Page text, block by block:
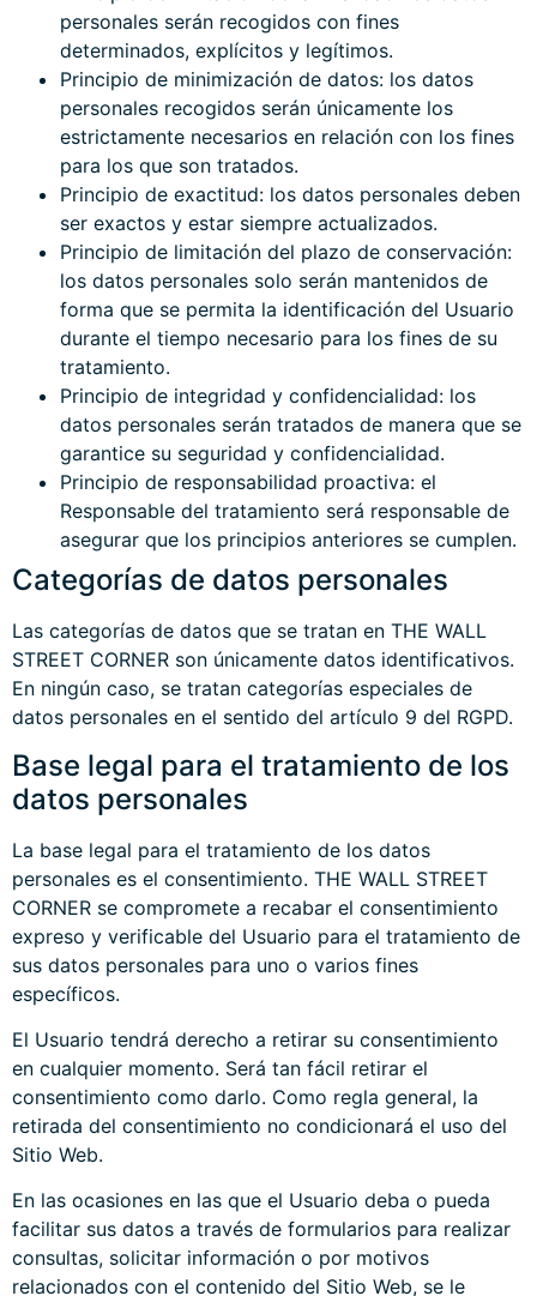
personales serán recogidos con fines
determinados, explícitos y legítimos.
Principio de minimización de datos: los datos
personales recogidos serán únicamente los
estrictamente necesarios en relación con los fines
para los que son tratados.
Principio de exactitud: los datos personales deben
ser exactos y estar siempre actualizados.
Principio de limitación del plazo de conservación:
los datos personales solo serán mantenidos de
forma que se permita la identificación del Usuario
durante el tiempo necesario para los fines de su
tratamiento.
Principio de integridad y confidencialidad: los
datos personales serán tratados de manera que se
garantice su seguridad y confidencialidad.
Principio de responsabilidad proactiva: el
Responsable del tratamiento será responsable de
asegurar que los principios anteriores se cumplen.
Categorías de datos personales
Las categorías de datos que se tratan en THE WALL
STREET CORNER son únicamente datos identificativos.
En ningún caso, se tratan categorías especiales de
datos personales en el sentido del artículo 9 del RGPD.
Base legal para el tratamiento de los
datos personales
La base legal para el tratamiento de los datos
personales es el consentimiento. THE WALL STREET
CORNER se compromete a recabar el consentimiento
expreso y verificable del Usuario para el tratamiento de
sus datos personales para uno o varios fines
específicos.
El Usuario tendrá derecho a retirar su consentimiento
en cualquier momento. Será tan fácil retirar el
consentimiento como darlo. Como regla general, la
retirada del consentimiento no condicionará el uso del
Sitio Web.
En las ocasiones en las que el Usuario deba o pueda
facilitar sus datos a través de formularios para realizar
consultas, solicitar información o por motivos
relacionados con el contenido del Sitio Web, se le